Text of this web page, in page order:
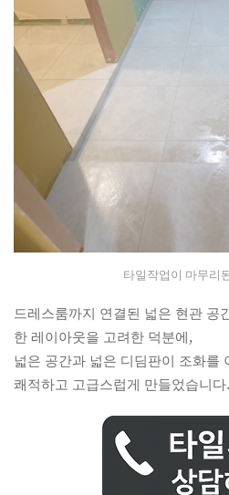
타일작업이 마무리
드레스룸까지 연결된 넓은 현관 공
한 레이아웃을 고려한 덕분에,
넓은 공간과 넓은 디딤판이 조화를
쾌적하고 고급스럽게 만들었습니다.